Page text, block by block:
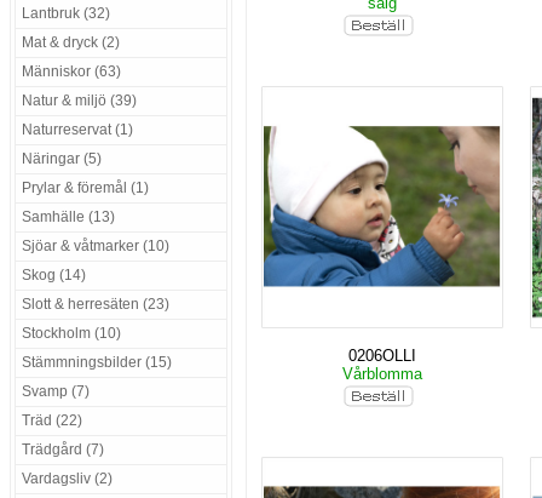
Lantbruk (32)
Mat & dryck (2)
Människor (63)
Natur & miljö (39)
Naturreservat (1)
Näringar (5)
Prylar & föremål (1)
Samhälle (13)
Sjöar & våtmarker (10)
Skog (14)
Slott & herresäten (23)
Stockholm (10)
Stämmningsbilder (15)
Svamp (7)
Träd (22)
Trädgård (7)
Vardagsliv (2)
0206OLLI
Vårblomma